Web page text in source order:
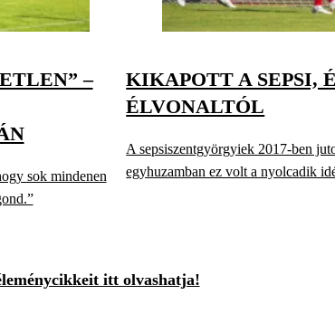
–
sok mindenen
KIKAPOTT A SEPSI,
ÉLVONALTÓL
A sepsiszentgyörgyiek 2017-ben
egyhuzamban ez volt a nyolcadik
itt olvashatja!